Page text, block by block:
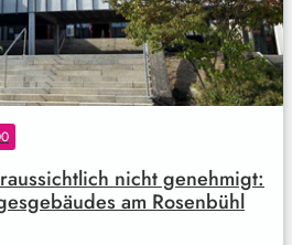
nicht genehmigt:
am Rosenbühl